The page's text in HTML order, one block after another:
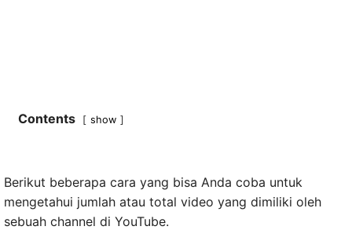
Contents show
Berikut beberapa cara yang bisa Anda coba untuk
mengetahui jumlah atau total video yang dimiliki oleh
sebuah channel di YouTube.